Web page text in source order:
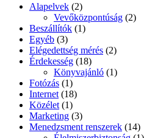
Alapelvek (2)
Vevőközpontúság (2)
Beszállítók (1)
Egyéb (3)
Elégedettség mérés (2)
Érdekesség (18)
Könyvajánló (1)
Fotózás (1)
Internet (18)
Közélet (1)
Marketing (3)
Menedzsment renszerek (14)